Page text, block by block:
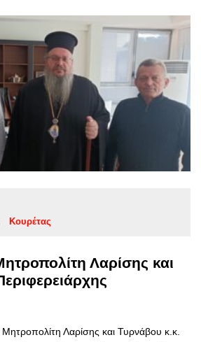
Κουρέτας
Λαρίσης και
Λαρίσης και Τυρνάβου κ.κ.